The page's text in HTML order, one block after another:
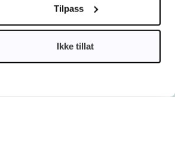
Tilpass
Ikke tillat
– det betyr at et
også er søkbart i